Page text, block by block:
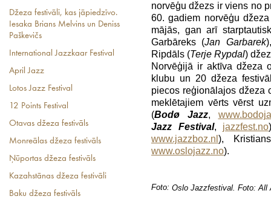
Džeza festivāli, kas jāpiedzīvo.
Iesaka Brians Melvins un Deniss
Paškevičs
International Jazzkaar Festival
April Jazz
Lotos Jazz Festival
12 Points Festival
Otavas džeza festivāls
Monreālas džeza festivāls
Ņūportas džeza festivāls
Kazahstānas džeza festivāli
Baku džeza festivāls
norvēģu džezs ir viens no
60. gadiem norvēģu
mājās, gan arī
Garbāreks (Jan Garbarek
Ripdāls (Terje Rypdal)
Norvēģijā ir aktīva džeza
klubu un 20 džeza
piecos reģionālajos džeza
meklētajiem vērts vērst
(Bodø Jazz,
Jazz Festival, jazzfest.no
www.jazzboz.nl ),
www.oslojazz.no).
Foto: Oslo Jazzfestival. Foto: All